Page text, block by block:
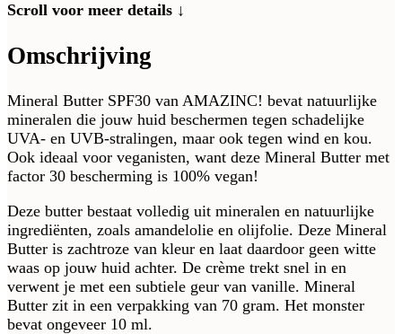
Scroll voor meer details ↓
Omschrijving
Mineral Butter SPF30 van AMAZINC! bevat natuurlijke
mineralen die jouw huid beschermen tegen schadelijke
UVA- en UVB-stralingen, maar ook tegen wind en kou.
Ook ideaal voor veganisten, want deze Mineral Butter met
factor 30 bescherming is 100% vegan!
Deze butter bestaat volledig uit mineralen en natuurlijke
ingrediënten, zoals amandelolie en olijfolie. Deze Mineral
Butter is zachtroze van kleur en laat daardoor geen witte
waas op jouw huid achter. De crème trekt snel in en
verwent je met een subtiele geur van vanille. Mineral
Butter zit in een verpakking van 70 gram. Het monster
bevat ongeveer 10 ml.